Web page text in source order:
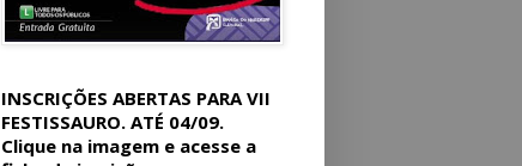
INSCRIÇÕES ABERTAS PARA VII
FESTISSAURO. ATÉ 04/09.
Clique na imagem e acesse a